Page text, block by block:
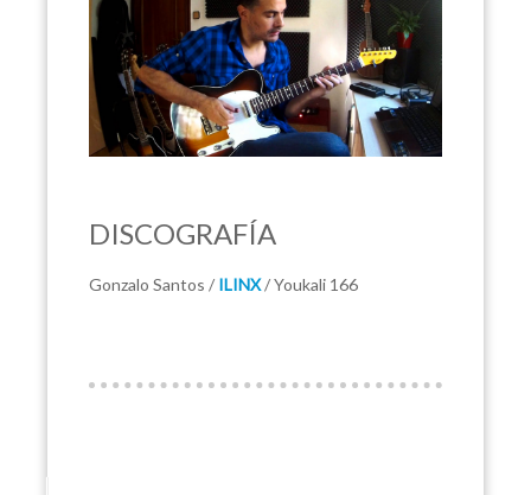
DISCOGRAFÍA
Gonzalo Santos / ILINX/ Youkali 166